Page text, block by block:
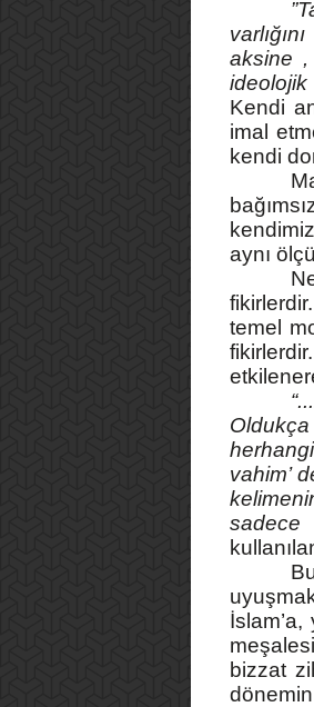
aksine ,
ideolojik
Kendi
imal
kendi
aynı
temel
vahim’
sadece
bizzat